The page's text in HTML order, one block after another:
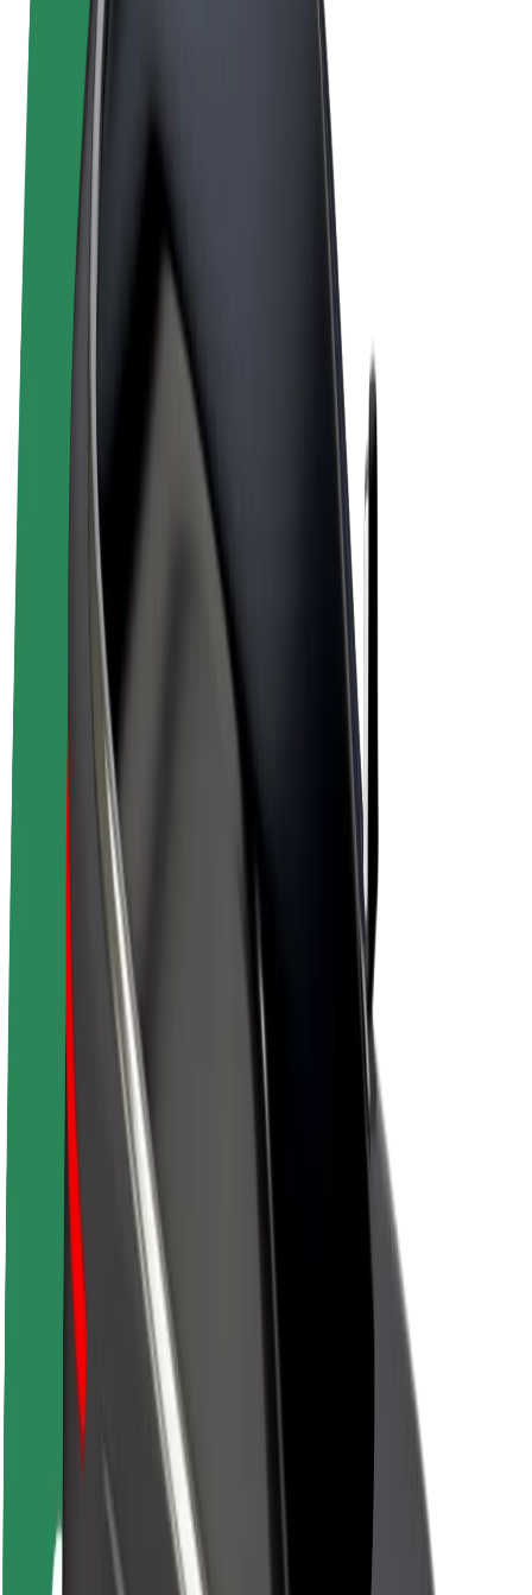
Noteikumi un nosacījumi
Privātuma politika
Sīkdatnes
© 2026 Bolt Technology OÜ
Bolt Market
Bolt for Business
Gūsti ieņēmumus ar Bolt
Autovadītāji
Autovadītāja ieņēmumi
Kurjeri
Kurjerpartnera ieņēmumi
Bolt Food tirgotāji
Reģistrē autoparku
Franšīzes
Par uzņēmumu
Karjera
Par Bolt
Bolt ilgtspējība
Project Zero
Blogs
Ziņu telpa
Zīmola vadlīnijas
Misija
Attiecības ar investoriem
Vadība
Pilsētvides fonds